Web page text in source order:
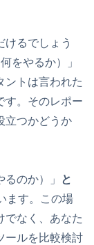
けるでしょう
をやるか）」
ントは言われた
す。そのレポー
立つかどうか
のか）」
と
ます。この場
でなく、あなた
ールを比較検討